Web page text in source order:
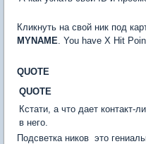
Кликнуть на свой ник под
MYNAME. You have X Hit
QUOTE
QUOTE
Кстати, а что дает контакт-
в него.
Подсветка ников  это